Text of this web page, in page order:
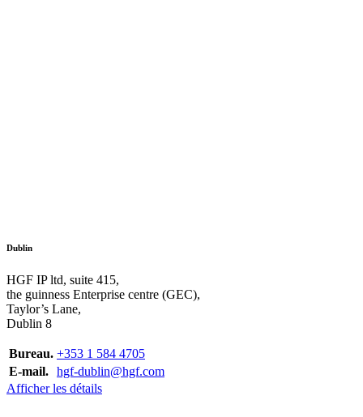
Dublin
HGF IP ltd, suite 415,
the guinness Enterprise centre (GEC),
Taylor’s Lane,
Dublin 8
Bureau. +353 1 584 4705
E-mail. hgf-dublin@hgf.com
Afficher les détails